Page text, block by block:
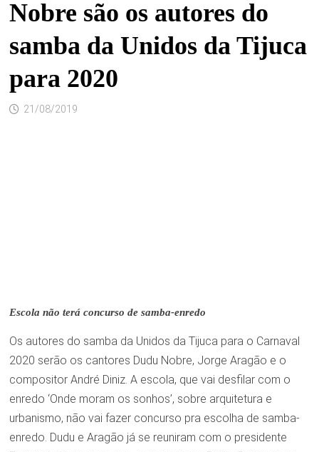
Nobre são os autores do
samba da Unidos da Tijuca
para 2020
21/08/2019
Escola não terá concurso de samba-enredo
Os autores do samba da Unidos da Tijuca para o Carnaval
2020 serão os cantores Dudu Nobre, Jorge Aragão e o
compositor André Diniz. A escola, que vai desfilar com o
enredo ‘Onde moram os sonhos’, sobre arquitetura e
urbanismo, não vai fazer concurso pra escolha de samba-
enredo. Dudu e Aragão já se reuniram com o presidente